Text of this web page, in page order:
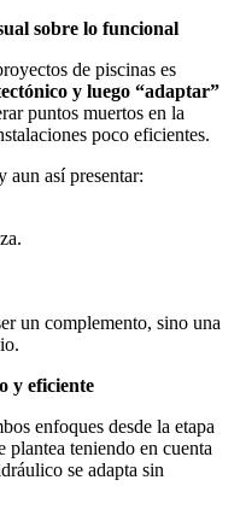
sobre lo funcional
de piscinas es
y luego “adaptar”
puntos muertos en la
poco eficientes.
aun así presentar:
un complemento, sino una
y eficiente
enfoques desde la etapa
plantea teniendo en cuenta
se adapta sin